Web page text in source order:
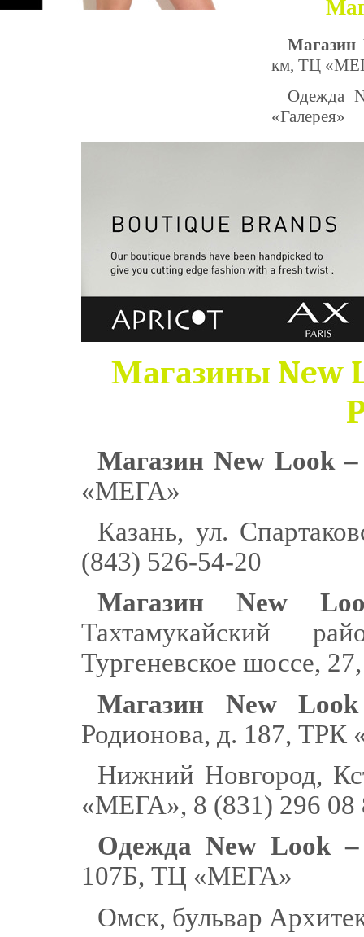
Магазин
км, ТЦ
Одежда
«Галерея»
Магазины New
Магазин New Look –
«МЕГА»
Казань, ул.
(843) 526-54-20
Магазин New
Тахтамукайский
Тургеневское шоссе,
Магазин New
Родионова, д. 187, ТРК
Нижний Новгород,
«МЕГА», 8 (831) 296 08
Одежда New Look –
107Б, ТЦ «МЕГА»
Омск, бульвар